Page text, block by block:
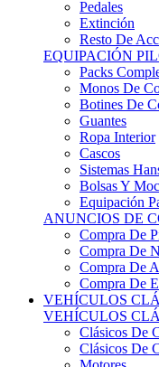
Pedales
Extinción
Resto De
EQUIPACIÓN
Packs
Monos De
Botines De
Guantes
Ropa Interior
Cascos
Sistemas
Bolsas Y
Equipación
ANUNCIOS DE
Compra De
Compra De
Compra De
Compra De
VEHÍCULOS
VEHÍCULOS
Clásicos De
Clásicos De